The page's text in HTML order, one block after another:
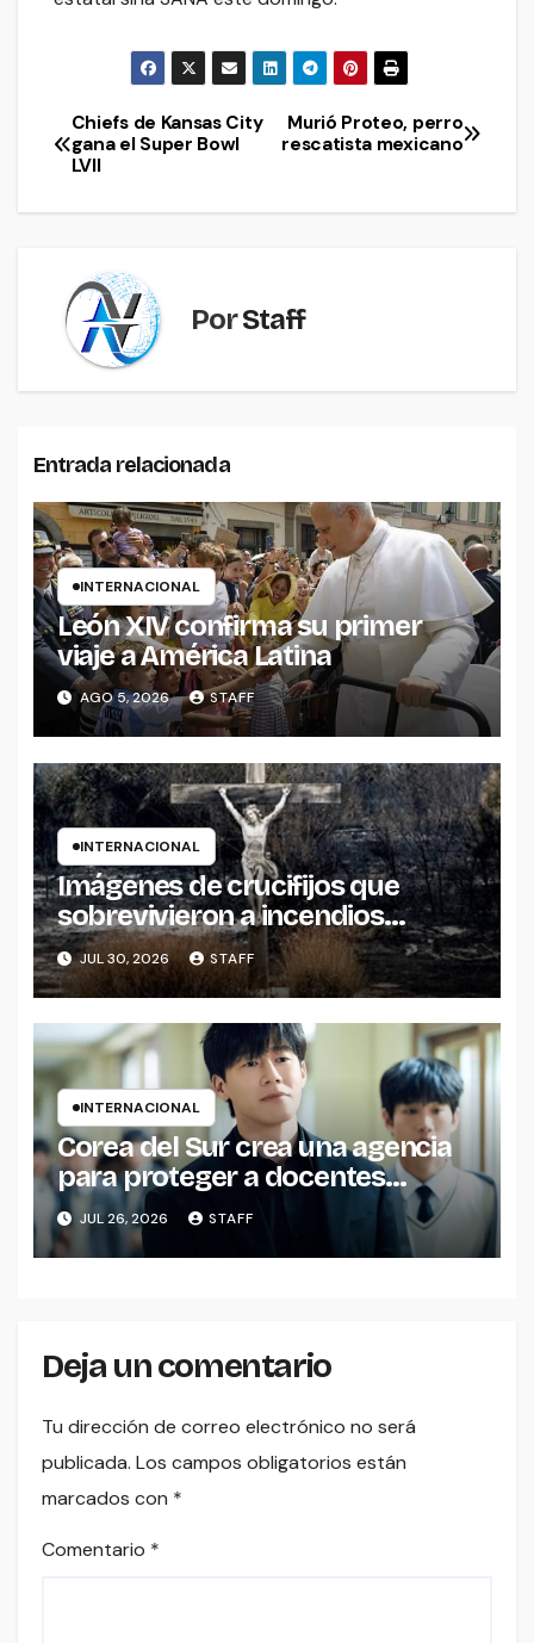
Navegación
de
Murió Proteo, perro
rescatista mexicano
Chiefs de Kansas City
gana el Super Bowl
LVII
PorStaff
Entrada relacionada
INTERNACIONAL
León XIV confirma su primer
viaje a América Latina
AGO 5, 2026 STAFF
INTERNACIONAL
Imágenes de crucifijos que
sobrevivieron a incendios
reavivan reflexiones sobre la fe y
la esperanza
JUL 30, 2026 STAFF
INTERNACIONAL
Corea del Sur crea una agencia
para proteger a docentes
inspirada en una exitosa serie de
Netflix
JUL 26, 2026 STAFF
Deja un comentario
Tu dirección de correo electrónico no será
publicada. Los campos obligatorios están
marcados con *
Comentario *